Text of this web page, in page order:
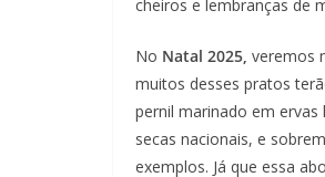
cheiros e lembranças de
No Natal 2025, veremos
muitos desses pratos
pernil marinado em
secas nacionais, e
exemplos. Já que essa